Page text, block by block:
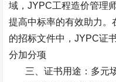
域，JYPC工程造价管理
提高中标率的有效助力
的招标文件中，JYPC证
分加分项
三、证书用途：多元